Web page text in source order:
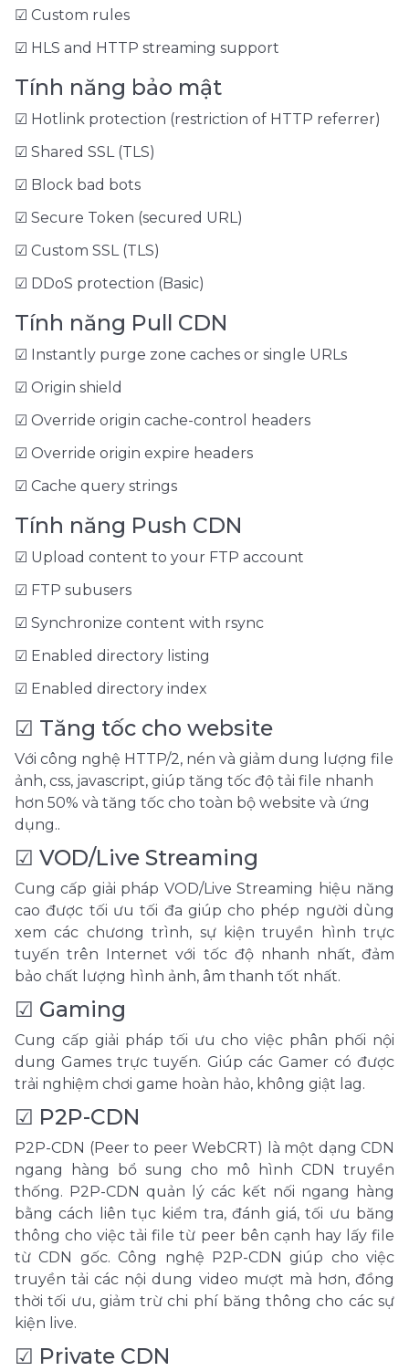
☑ Custom rules
☑ HLS and HTTP streaming support
Tính năng bảo mật
☑ Hotlink protection (restriction of HTTP referrer)
☑ Shared SSL (TLS)
☑ Block bad bots
☑ Secure Token (secured URL)
☑ Custom SSL (TLS)
☑ DDoS protection (Basic)
Tính năng Pull CDN
☑ Instantly purge zone caches or single URLs
☑ Origin shield
☑ Override origin cache-control headers
☑ Override origin expire headers
☑ Cache query strings
Tính năng Push CDN
☑ Upload content to your FTP account
☑ FTP subusers
☑ Synchronize content with rsync
☑ Enabled directory listing
☑ Enabled directory index
☑ Tăng tốc cho website
Với công nghệ HTTP/2, nén và giảm dung lượng file
ảnh, css, javascript, giúp tăng tốc độ tải file nhanh
hơn 50% và tăng tốc cho toàn bộ website và ứng
dụng..
☑ VOD/Live Streaming
Cung cấp giải pháp VOD/Live Streaming hiệu năng
cao được tối ưu tối đa giúp cho phép người dùng
xem các chương trình, sự kiện truyền hình trực
tuyến trên Internet với tốc độ nhanh nhất, đảm
bảo chất lượng hình ảnh, âm thanh tốt nhất.
☑ Gaming
Cung cấp giải pháp tối ưu cho việc phân phối nội
dung Games trực tuyến. Giúp các Gamer có được
trải nghiệm chơi game hoàn hảo, không giật lag.
☑ P2P-CDN
P2P-CDN (Peer to peer WebCRT) là một dạng CDN
ngang hàng bổ sung cho mô hình CDN truyền
thống. P2P-CDN quản lý các kết nối ngang hàng
bằng cách liên tục kiểm tra, đánh giá, tối ưu băng
thông cho việc tải file từ peer bên cạnh hay lấy file
từ CDN gốc. Công nghệ P2P-CDN giúp cho việc
truyền tải các nội dung video mượt mà hơn, đồng
thời tối ưu, giảm trừ chi phí băng thông cho các sự
kiện live.
☑ Private CDN